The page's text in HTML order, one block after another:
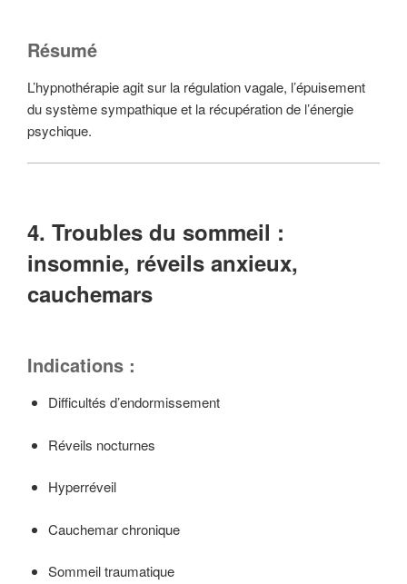
Résumé
L’hypnothérapie agit sur la régulation vagale, l’épuisement
du système sympathique et la récupération de l’énergie
psychique.
4. Troubles du sommeil :
insomnie, réveils anxieux,
cauchemars
Indications :
Difficultés d’endormissement
Réveils nocturnes
Hyperréveil
Cauchemar chronique
Sommeil traumatique